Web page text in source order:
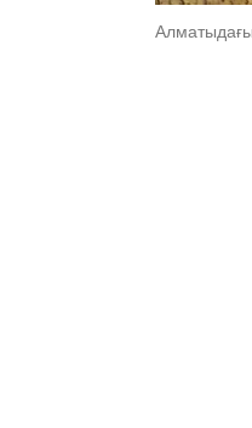
Алматыдағы